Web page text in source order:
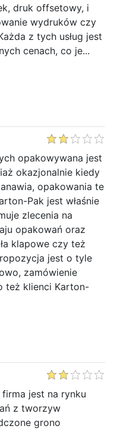
druk offsetowy, i
wydruków czy
z tych usług jest
cenach, co je...
opakowywana jest
okazjonalnie kiedy
opakowania te
Pak jest właśnie
zlecenia na
opakowań oraz
klapowe czy też
jest o tyle
zamówienie
też klienci Karton-
jest na rynku
z tworzyw
grono